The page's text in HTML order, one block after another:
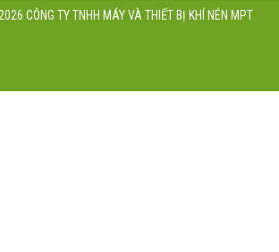
CÔNG TY TNHH MÁY VÀ THIẾT BỊ KHÍ NÉN MPT